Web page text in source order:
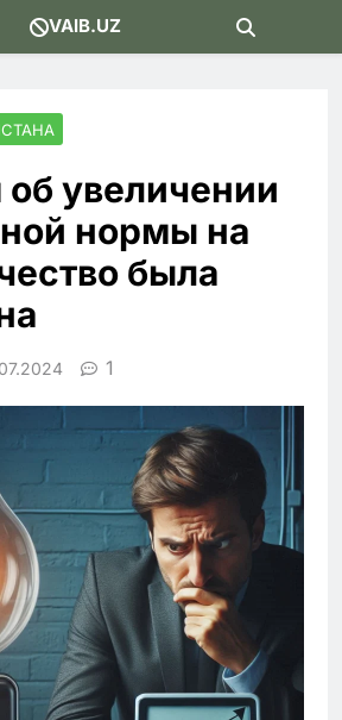
VAIB.UZ
увеличении
нормы на
была
1